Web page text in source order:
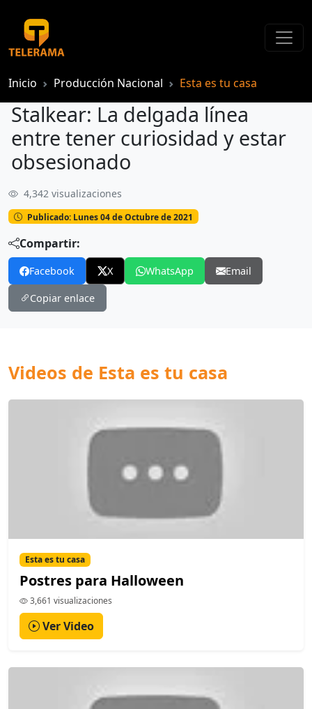
Inicio Producción Nacional Esta es tu casa
Stalkear: La delgada línea
entre tener curiosidad y estar
obsesionado
4,342 visualizaciones
Publicado: Lunes 04 de Octubre de 2021
Compartir:
Facebook X WhatsApp Email
Copiar enlace
Videos de Esta es tu casa
Esta es tu casa
Postres para Halloween
3,661 visualizaciones
Ver Video